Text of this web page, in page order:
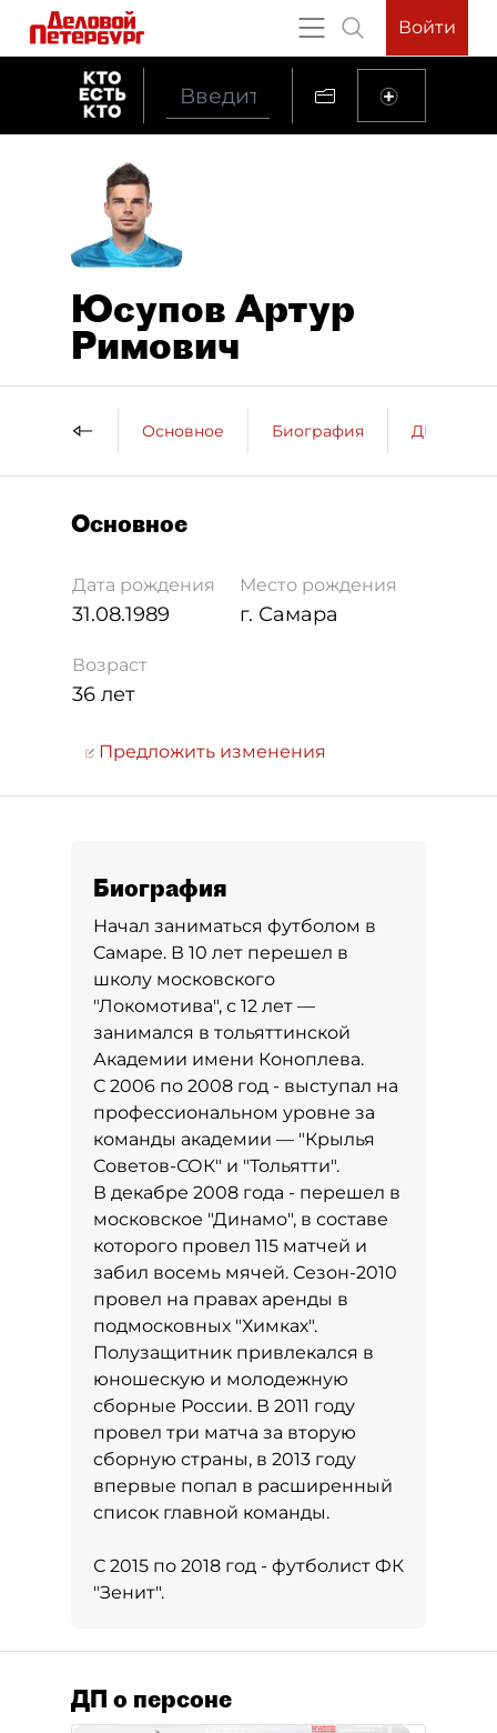
Войти
Юсупов Артур
Римович
Основное Биография ДП о
Основное
Дата рождения
31.08.1989
Место рождения
г. Самара
Возраст
36 лет
Предложить изменения
Биография
Начал заниматься футболом в
Самаре. В 10 лет перешел в
школу московского
"Локомотива", с 12 лет —
занимался в тольяттинской
Академии имени Коноплева.
С 2006 по 2008 год - выступал на
профессиональном уровне за
команды академии — "Крылья
Советов-СОК" и "Тольятти".
В декабре 2008 года - перешел в
московское "Динамо", в составе
которого провел 115 матчей и
забил восемь мячей. Сезон-2010
провел на правах аренды в
подмосковных "Химках".
Полузащитник привлекался в
юношескую и молодежную
сборные России. В 2011 году
провел три матча за вторую
сборную страны, в 2013 году
впервые попал в расширенный
список главной команды.
С 2015 по 2018 год - футболист ФК
"Зенит".
ДП о персоне